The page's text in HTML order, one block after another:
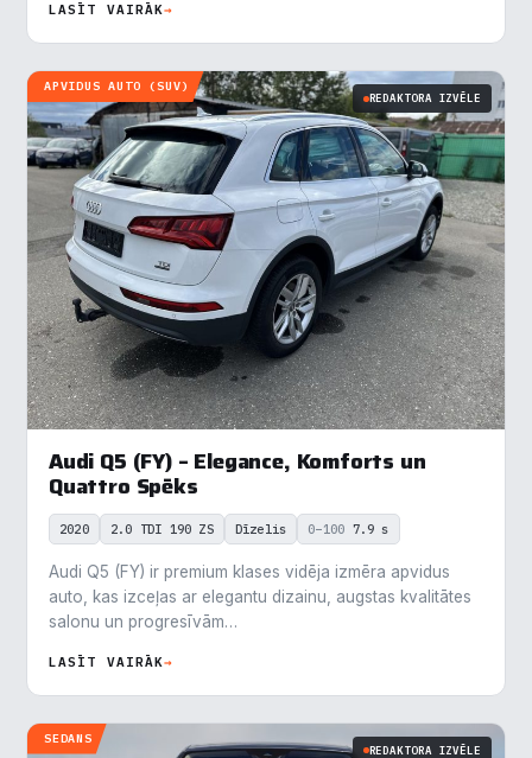
LASĪT VAIRĀK→
APVIDUS AUTO (SUV)
REDAKTORA IZVĒLE
Audi Q5 (FY) – Elegance, Komforts un
Quattro Spēks
2020 2.0 TDI 190 ZS Dīzelis 0–100 7.9 s
Audi Q5 (FY) ir premium klases vidēja izmēra apvidus
auto, kas izceļas ar elegantu dizainu, augstas kvalitātes
salonu un progresīvām…
LASĪT VAIRĀK→
SEDANS
REDAKTORA IZVĒLE